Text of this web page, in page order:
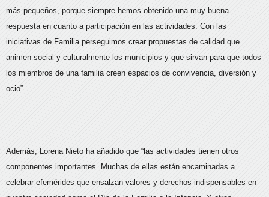
más pequeños, porque siempre hemos obtenido una muy buena
respuesta en cuanto a participación en las actividades. Con las
iniciativas de Familia perseguimos crear propuestas de calidad que
animen social y culturalmente los municipios y que sirvan para que todos
los miembros de una familia creen espacios de convivencia, diversión y
ocio”.
Además, Lorena Nieto ha añadido que “las actividades tienen otros
componentes importantes. Muchas de ellas están encaminadas a
celebrar efemérides que ensalzan valores y derechos indispensables en